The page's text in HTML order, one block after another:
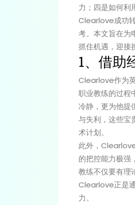
力；四是如何利
Clearlove成功
考。本文旨在为
抓住机遇，迎接
1、借助
Clearlove作为
职业教练的过程
冷静，更为他提
与失利，这些宝
术计划。
此外，
的把控能力极强
教练不仅要有理
Clearlove正是
力。